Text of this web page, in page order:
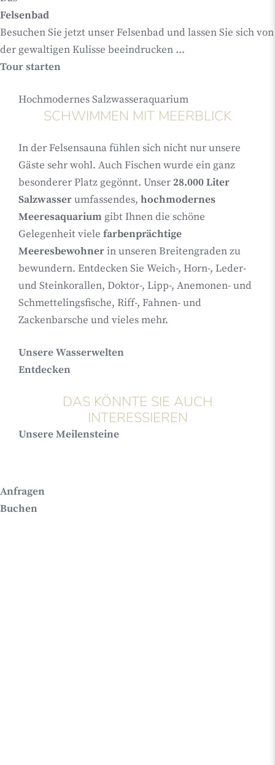
Felsenbad
Besuchen Sie jetzt unser Felsenbad und lassen Sie sich von
der gewaltigen Kulisse beeindrucken ...
Tour starten
Hochmodernes Salzwasseraquarium
SCHWIMMEN MIT MEERBLICK
In der Felsensauna fühlen sich nicht nur unsere
Gäste sehr wohl. Auch Fischen wurde ein ganz
besonderer Platz gegönnt. Unser28.000 Liter
Salzwasserumfassendes, hochmodernes
Meeresaquarium gibt Ihnen die schöne
Gelegenheit viele farbenprächtige
Meeresbewohnerin unseren Breitengraden zu
bewundern. Entdecken Sie Weich-, Horn-, Leder-
und Steinkorallen, Doktor-, Lipp-, Anemonen- und
Schmettelingsfische, Riff-, Fahnen- und
Zackenbarsche und vieles mehr.
Unsere Wasserwelten
Entdecken
DAS KÖNNTE SIE AUCH
INTERESSIEREN
Unsere Meilensteine
Anfragen
Buchen